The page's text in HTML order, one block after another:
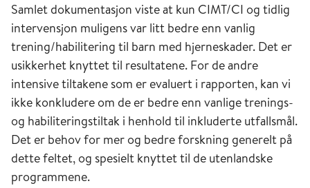
Samlet dokumentasjon viste at kun CIMT/CI og tidlig
intervensjon muligens var litt bedre enn vanlig
trening/habilitering til barn med hjerneskader. Det er
usikkerhet knyttet til resultatene. For de andre
intensive tiltakene som er evaluert i rapporten, kan vi
ikke konkludere om de er bedre enn vanlige trenings-
og habiliteringstiltak i henhold til inkluderte utfallsmål.
Det er behov for mer og bedre forskning generelt på
dette feltet, og spesielt knyttet til de utenlandske
programmene.